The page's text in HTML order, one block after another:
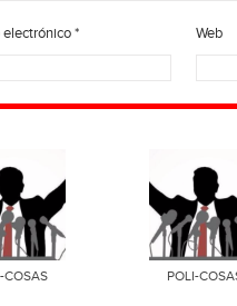
electrónico* Web
COSAS POLI-